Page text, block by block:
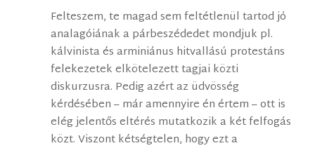
Felteszem, te magad sem feltétlenül tartod jó
analagóiának a párbeszédedet mondjuk pl.
kálvinista és arminiánus hitvallású protestáns
felekezetek elkötelezett tagjai közti
diskurzusra. Pedig azért az üdvösség
kérdésében – már amennyire én értem – ott is
elég jelentős eltérés mutatkozik a két felfogás
közt. Viszont kétségtelen, hogy ezt a